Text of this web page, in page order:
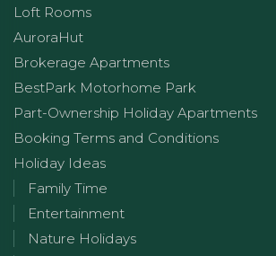
Loft Rooms
AuroraHut
Brokerage Apartments
BestPark Motorhome Park
Part-Ownership Holiday Apartments
Booking Terms and Conditions
Holiday Ideas
Family Time
Entertainment
Nature Holidays